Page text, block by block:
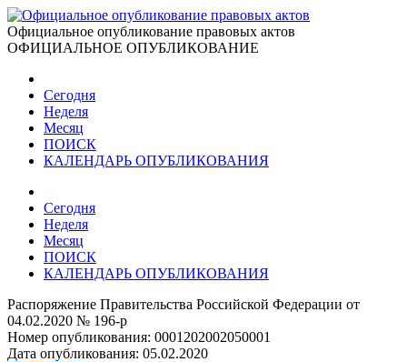
Официальное опубликование правовых актов
ОФИЦИАЛЬНОЕ ОПУБЛИКОВАНИЕ
Сегодня
Неделя
Месяц
ПОИСК
КАЛЕНДАРЬ ОПУБЛИКОВАНИЯ
Сегодня
Неделя
Месяц
ПОИСК
КАЛЕНДАРЬ ОПУБЛИКОВАНИЯ
Распоряжение Правительства Российской Федерации от
04.02.2020 № 196-р
Номер опубликования: 0001202002050001
Дата опубликования: 05.02.2020